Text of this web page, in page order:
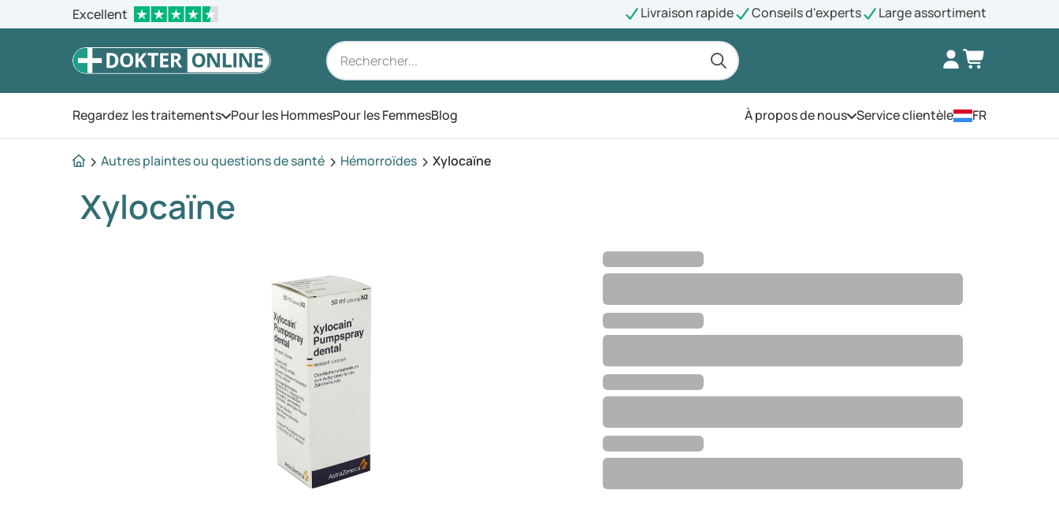
Excellent Livraison rapide Conseils d'experts Large assortiment
Regardez les traitementsOuvrez le menu
Pour les HommesPour les FemmesBlog À propos de nousOuvrez le menu
Service clientèle FR
Autres plaintes ou questions de santé Hémorroïdes Xylocaïne
Xylocaïne